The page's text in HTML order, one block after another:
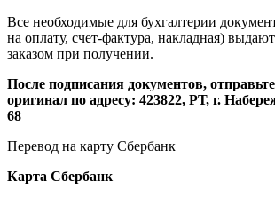
Все необходимые для бухгалтерии
на оплату, счет-фактура, накладная)
заказом при получении.
После подписания документов,
оригинал по адресу: 423822, РТ, г.
68
Перевод на карту Сбербанк
Карта Сбербанк